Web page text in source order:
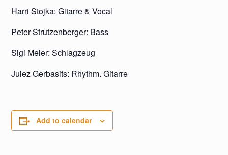
Harri Stojka: Gitarre & Vocal
Peter Strutzenberger: Bass
Sigi Meier: Schlagzeug
Julez Gerbasits: Rhythm. Gitarre
Add to calendar